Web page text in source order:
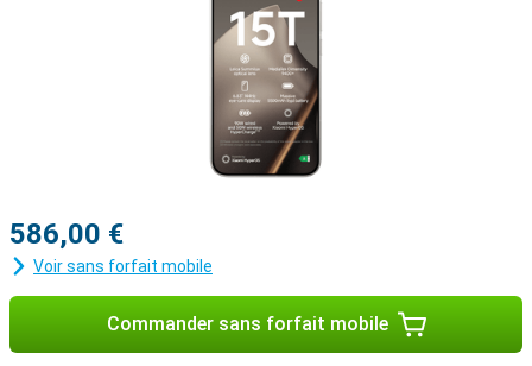
586,00 €
Voir sans forfait mobile
Commander sans forfait mobile